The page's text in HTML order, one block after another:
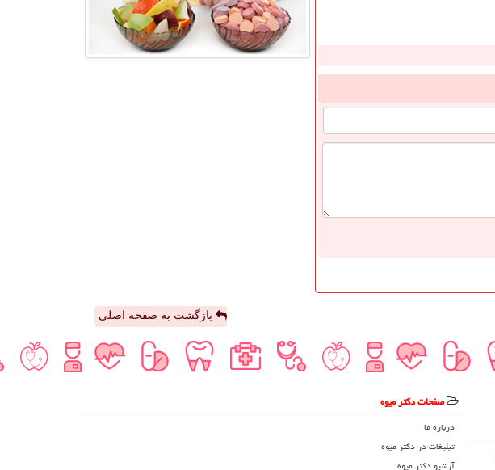
بازگشت به صفحه اصلی
صفحات دكتر میوه
درباره ما
تبلیغات در دكتر میوه
آرشیو دكتر میوه